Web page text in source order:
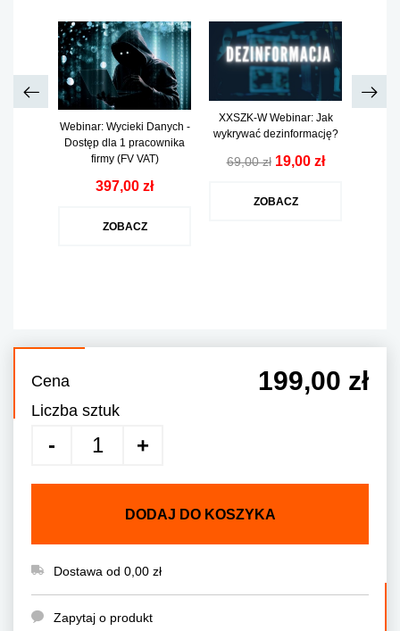
Webinar: Wycieki Danych -
Dostęp dla 1 pracownika
firmy (FV VAT)
397,00 zł
ZOBACZ
XXSZK-W Webinar: Jak
wykrywać dezinformację?
69,00 zł 19,00 zł
ZOBACZ
Cena 199,00 zł
Liczba sztuk
DODAJ DO KOSZYKA
Dostawa od 0,00 zł
Zapytaj o produkt